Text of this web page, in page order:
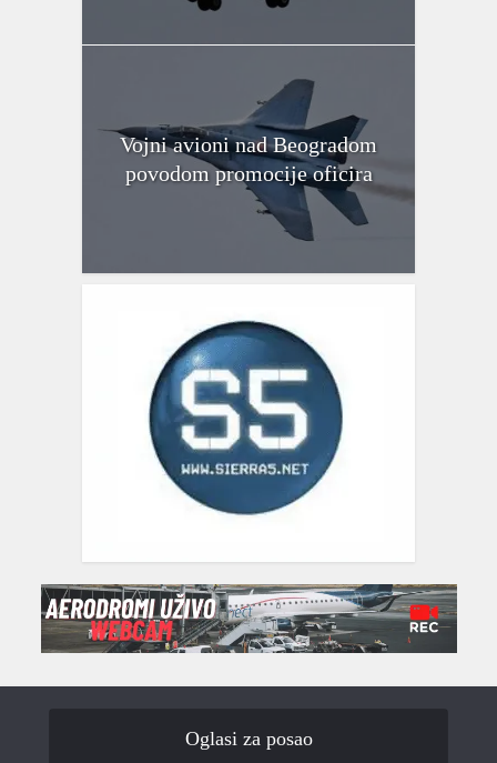
Vojni avioni nad Beogradom
povodom promocije oficira
Oglasi za posao